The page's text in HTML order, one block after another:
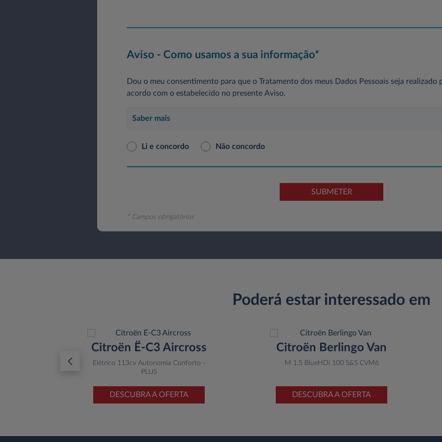
Aviso - Como usamos a sua informação*
Dou o meu consentimento para que o Tratamento dos meus Dados Pessoais seja realizado
acordo com o estabelecido no presente Aviso.
Saber mais
Li e concordo Não concordo
SUBMETER
* Campos obrigatórios
Poderá estar interessado em
Citroën Ë-C3 Aircross
Elétrico 113cv Autonomia Conforto -
PLUS
DESCUBRA A OFERTA
Citroën Berlingo Van
M 1.5 BlueHDi 100 S&S CVM6
DESCUBRA A OFERTA